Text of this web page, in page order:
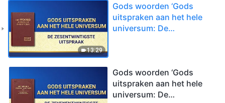
13:29
Gods woorden ‘Gods
uitspraken aan het hele
universum: De
Gods woorden ‘Gods
uitspraken aan het hele
universum: De